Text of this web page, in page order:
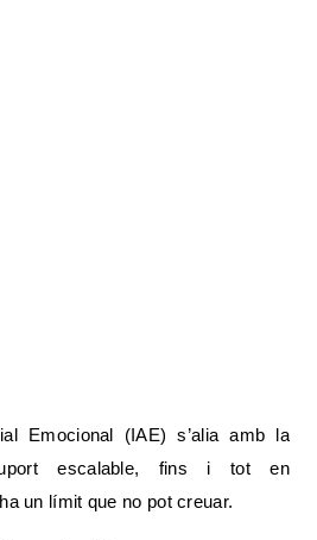
Emocional (IAE) s’alia amb la
escalable, fins i tot en
un límit que no pot creuar.